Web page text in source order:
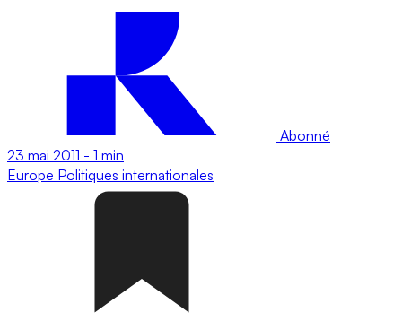
Abonné
23 mai 2011 - 1 min
Europe Politiques internationales